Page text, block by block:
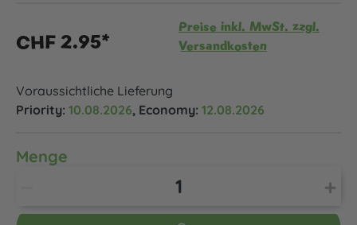
CHF 2.95*
Preise inkl. MwSt. zzgl.
Versandkosten
Voraussichtliche Lieferung
Priority: 10.08.2026, Economy: 12.08.2026
Menge